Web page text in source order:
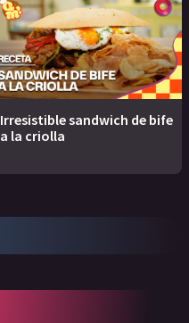
Irresistible sandwich de bife
a la criolla